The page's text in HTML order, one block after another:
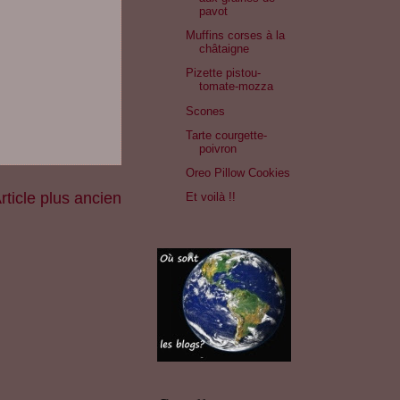
plus ancien
pavot
Muffins corses à la
châtaigne
Pizette pistou-
tomate-mozza
Scones
Tarte courgette-
poivron
Oreo Pillow Cookies
Et voilà !!